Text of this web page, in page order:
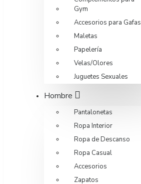
Gym
Accesorios para Gafas
Maletas
Papelería
Velas/Olores
Juguetes Sexuales
Hombre
Pantalonetas
Ropa Interior
Ropa de Descanso
Ropa Casual
Accesorios
Zapatos